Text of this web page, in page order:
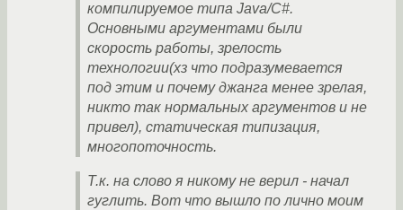
компилируемое типа Java/C#.
Основными аргументами были
скорость работы, зрелость
технологии(хз что подразумевается
под этим и почему джанга менее зрелая,
никто так нормальных аргументов и не
привел), статическая типизация,
многопоточность.
Т.к. на слово я никому не верил - начал
гуглить. Вот что вышло по лично моим